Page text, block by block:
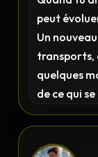
peut
Un
transports,
quelques
de ce qui